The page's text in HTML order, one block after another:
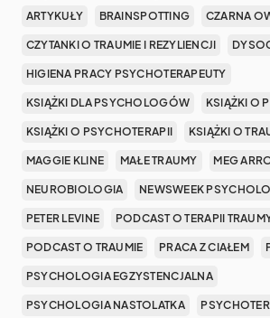
ARTYKUŁY BRAINSPOTTING CZARNA
CZYTANKI O TRAUMIE I REZYLIENCJI
HIGIENA PRACY PSYCHOTERAPEUTY
KSIĄŻKI DLA PSYCHOLOGÓW KSIĄŻKI O
KSIĄŻKI O PSYCHOTERAPII KSIĄŻKI O
MAGGIE KLINE MAŁE TRAUMY MEG
NEUROBIOLOGIA NEWSWEEK
PETER LEVINE PODCAST O TERAPII
PODCAST O TRAUMIE PRACA Z CIAŁEM
PSYCHOLOGIA EGZYSTENCJALNA
PSYCHOLOGIA NASTOLATKA